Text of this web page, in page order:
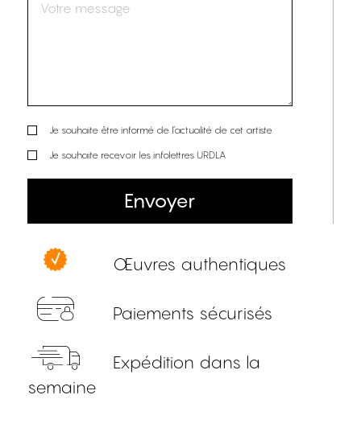
Je souhaite être informé de l’actualité de cet artiste
Je souhaite recevoir les infolettres URDLA
Envoyer
Œuvres authentiques
Paiements sécurisés
Expédition dans la
semaine